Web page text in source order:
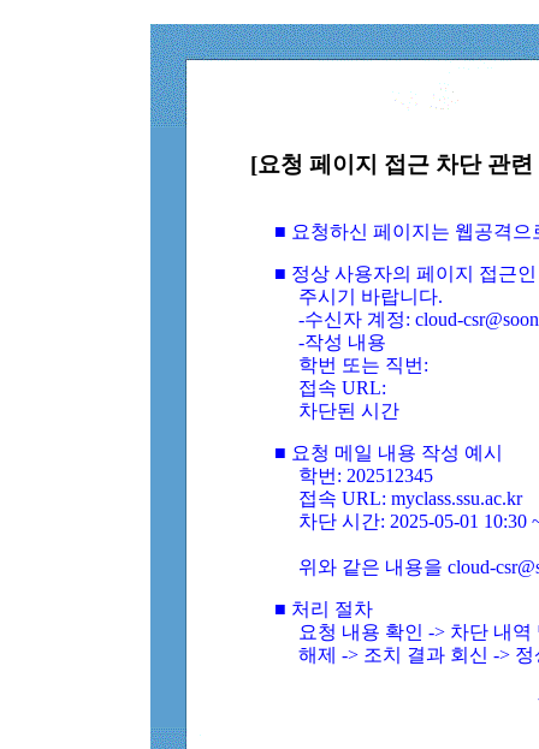
[요청 페이지 접근 차단 관
■ 요청하신 페이지는 웹공격
■ 정상 사용자의 페이지 접근
주시기 바랍니다.
-수신자 계정: cloud-
-작성 내용
학번 또는 직번:
접속 URL:
차단된 시간
■ 요청 메일 내용 작성 예시
학번: 202512345
접속 URL: myclass.ssu.ac.kr
차단 시간: 2025-05-01 10:30
위와 같은 내용을 cloud-
■ 처리 절차
요청 내용 확인 -> 차단 내
해제 -> 조치 결과 회신 ->